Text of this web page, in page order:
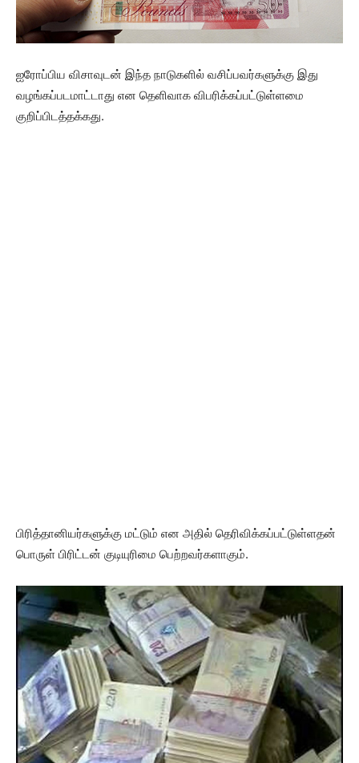
ஐரோப்பிய விசாவுடன் இந்த நாடுகளில் வசிப்பவர்களுக்கு இது
வழங்கப்படமாட்டாது என தெளிவாக விபரிக்கப்பட்டுள்ளமை
குறிப்பிடத்தக்கது.
பிரித்தானியர்களுக்கு மட்டும் என அதில் தெரிவிக்கப்பட்டுள்ளதன்
பொருள் பிரிட்டன் குடியுரிமை பெற்றவர்களாகும்.